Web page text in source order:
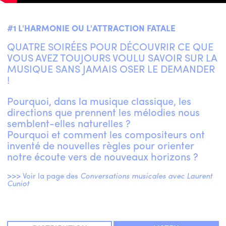
ENGLISH
NEWSLETTER
CONTACTS
AGENDA
#1 L'HARMONIE OU L'ATTRACTION FATALE
QUATRE SOIRÉES POUR DÉCOUVRIR CE QUE
VOUS AVEZ TOUJOURS VOULU SAVOIR SUR LA
MUSIQUE SANS JAMAIS OSER LE DEMANDER
!
Pourquoi, dans la musique classique, les
directions que prennent les mélodies nous
semblent-elles naturelles ?
Pourquoi et comment les compositeurs ont
inventé de nouvelles règles pour orienter
notre écoute vers de nouveaux horizons ?
>>> Voir la page des Conversations musicales avec Laurent
Cuniot